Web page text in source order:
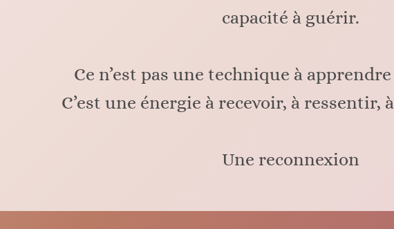
capacité à guérir.
Ce n’est pas une technique à
C’est une énergie à recevoir, à ressentir,
Une reconnexion